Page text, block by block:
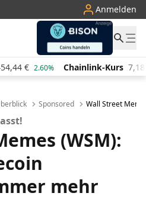
Anmelden
Chainlink-Kurs 7,18 € 0.50% Pi
Sponsored Wall Street
(WSM):
mehr